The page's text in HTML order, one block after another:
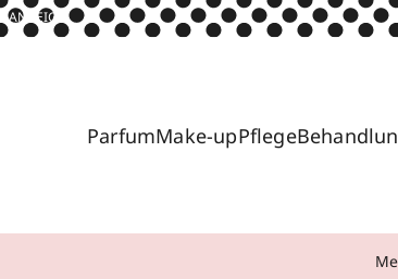
ANZEIGE
ParfumMake-upPflege